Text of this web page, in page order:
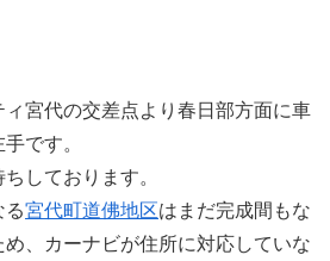
宮代の交差点より春日部方面に車
です。
しております。
る宮代町道佛地区はまだ完成間もな
め、カーナビが住所に対応していな